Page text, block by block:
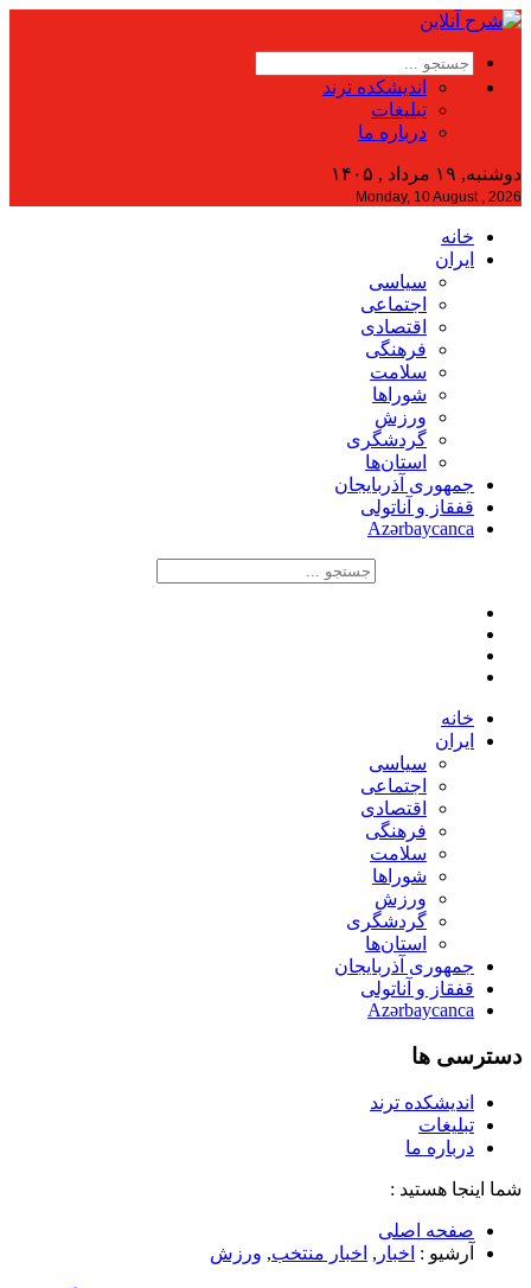
اندیشکده ترند
تبلیغات
درباره ما
دوشنبه, ۱۹ مرداد , ۱۴۰۵
Monday, 10 August , 2026
خانه
ایران
سیاسی
اجتماعی
اقتصادی
فرهنگی
سلامت
شوراها
ورزش
گردشگری
استان‌ها
جمهوری آذربایجان
قفقاز و آناتولی
Azərbaycanca
خانه
ایران
سیاسی
اجتماعی
اقتصادی
فرهنگی
سلامت
شوراها
ورزش
گردشگری
استان‌ها
جمهوری آذربایجان
قفقاز و آناتولی
Azərbaycanca
دسترسی ها
اندیشکده ترند
تبلیغات
درباره ما
شما اینجا هستید :
صفحه اصلی
آرشیو : اخبار , اخبار منتخب, ورزش